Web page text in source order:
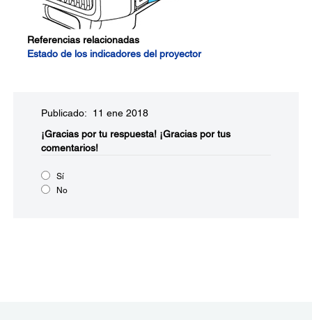
Referencias relacionadas
Estado de los indicadores del proyector
Publicado: 11 ene 2018
¡Gracias por tu respuesta! ¡Gracias por tus
comentarios!
Sí
No